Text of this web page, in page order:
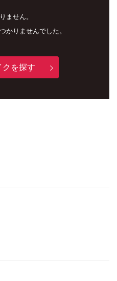
ません。
かりませんでした。
を探す